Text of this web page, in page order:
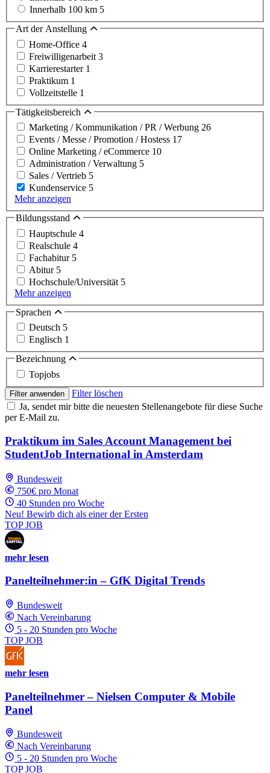
Innerhalb 100 km 5
Art der Anstellung
Home-Office 4
Freiwilligenarbeit 3
Karrierestarter 1
Praktikum 1
Vollzeitstelle 1
Tätigkeitsbereich
Marketing / Kommunikation / PR / Werbung 26
Events / Messe / Promotion / Hostess 17
Online Marketing / eCommerce 10
Administration / Verwaltung 5
Sales / Vertrieb 5
Kundenservice 5
Mehr anzeigen
Bildungsstand
Hauptschule 4
Realschule 4
Fachabitur 5
Abitur 5
Hochschule/Universität 5
Mehr anzeigen
Sprachen
Deutsch 5
Englisch 1
Bezeichnung
Topjobs
Filter anwenden
Filter löschen
Ja, sendet mir bitte die neuesten Stellenangebote für diese Suche
per E-Mail zu.
Praktikum im Sales Account Management bei
StudentJob International in Amsterdam
Bundesweit
750€ pro Monat
40 Stunden pro Woche
Neu! Bewirb dich als einer der Ersten
TOP JOB
mehr lesen
Panelteilnehmer:in – GfK Digital Trends
Bundesweit
Nach Vereinbarung
5 - 20 Stunden pro Woche
TOP JOB
mehr lesen
Panelteilnehmer – Nielsen Computer & Mobile
Panel
Bundesweit
Nach Vereinbarung
5 - 20 Stunden pro Woche
TOP JOB